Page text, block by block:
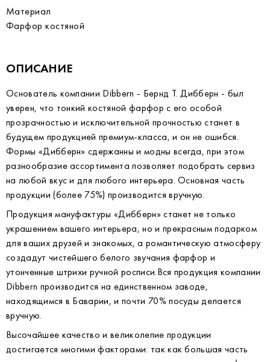
Материал
Фарфор костяной
ОПИСАНИЕ
Основатель компании Dibbern - Бернд Т. Дибберн - был
уверен, что тонкий костяной фарфор с его особой
прозрачностью и исключительной прочностью станет в
будущем продукцией премиум-класса, и он не ошибся.
Формы «Дибберн» сдержанны и модны всегда, при этом
разнообразие ассортимента позволяет подобрать сервиз
на любой вкус и для любого интерьера. Основная часть
продукции (более 75%) производится вручную.
Продукция мануфактуры «Дибберн» станет не только
украшением вашего интерьера, но и прекрасным подарком
для ваших друзей и знакомых, а романтическую атмосферу
создадут чистейшего белого звучания фарфор и
утонченные штрихи ручной росписи.Вся продукция компании
Dibbern производится на единственном заводе,
находящимся в Баварии, и почти 70% посуды делается
вручную.
Высочайшее качество и великолепие продукции
достигается многими факторами: так как большая часть